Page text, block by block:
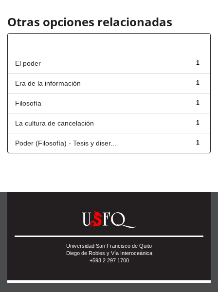
Otras opciones relacionadas
1
El poder
1
Era de la información
1
Filosofía
1
La cultura de cancelación
1
Poder (Filosofía) - Tesis y diser...
Universidad San Francisco de Quito
Diego de Robles y Vía Interoceánica
+593 2 297 1700